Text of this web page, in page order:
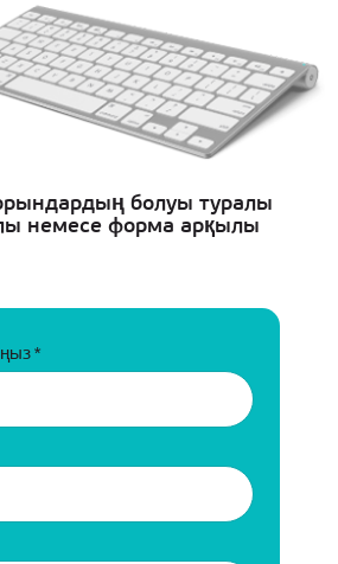
болуы туралы
немесе форма арқылы
*